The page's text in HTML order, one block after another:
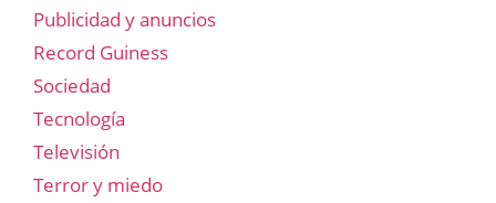
Publicidad y anuncios
Record Guiness
Sociedad
Tecnología
Televisión
Terror y miedo